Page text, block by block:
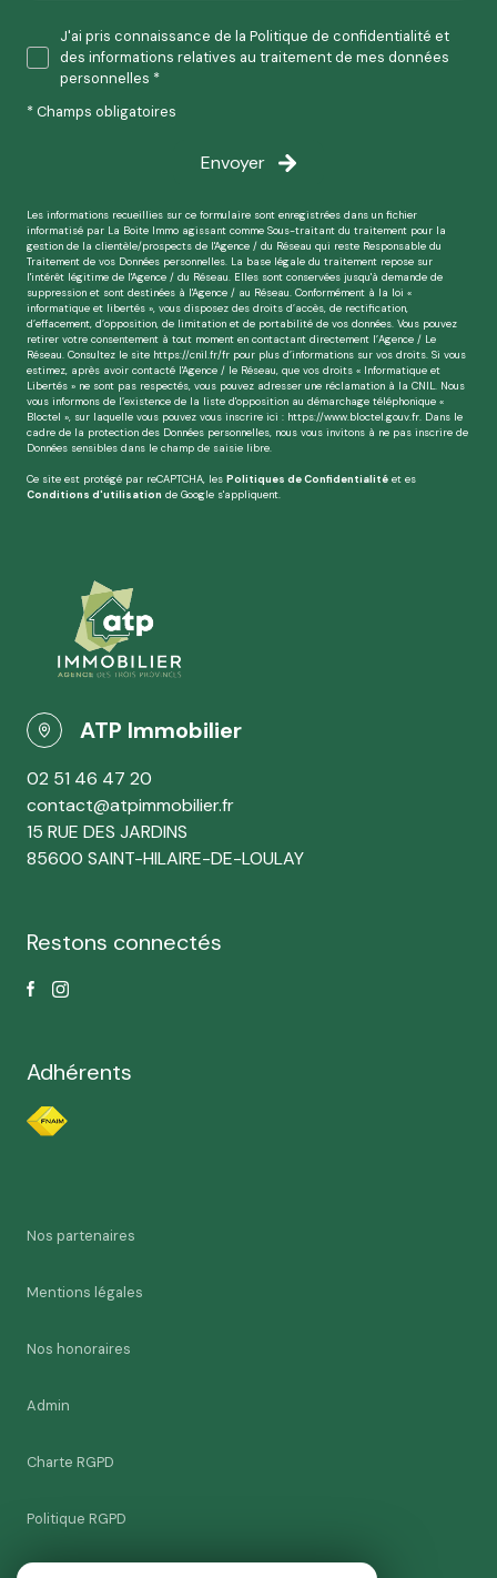
J'ai pris connaissance de la Politique de confidentialité et
des informations relatives au traitement de mes données
personnelles *
* Champs obligatoires
Envoyer
Les informations recueillies sur ce formulaire sont enregistrées dans un fichier
informatisé par La Boite Immo agissant comme Sous-traitant du traitement pour la
gestion de la clientèle/prospects de l'Agence / du Réseau qui reste Responsable du
Traitement de vos Données personnelles. La base légale du traitement repose sur
l'intérêt légitime de l'Agence / du Réseau. Elles sont conservées jusqu'à demande de
suppression et sont destinées à l'Agence / au Réseau. Conformément à la loi «
informatique et libertés », vous disposez des droits d’accès, de rectification,
d’effacement, d’opposition, de limitation et de portabilité de vos données. Vous pouvez
retirer votre consentement à tout moment en contactant directement l’Agence / Le
Réseau. Consultez le site https://cnil.fr/fr pour plus d’informations sur vos droits. Si vous
estimez, après avoir contacté l'Agence / le Réseau, que vos droits « Informatique et
Libertés » ne sont pas respectés, vous pouvez adresser une réclamation à la CNIL. Nous
vous informons de l’existence de la liste d'opposition au démarchage téléphonique «
Bloctel », sur laquelle vous pouvez vous inscrire ici : https://www.bloctel.gouv.fr. Dans le
cadre de la protection des Données personnelles, nous vous invitons à ne pas inscrire de
Données sensibles dans le champ de saisie libre.
Ce site est protégé par reCAPTCHA, les Politiques de Confidentialité et es
Conditions d'utilisation de Google s'appliquent.
ATP Immobilier
02 51 46 47 20
contact@atpimmobilier.fr
15 RUE DES JARDINS
85600 SAINT-HILAIRE-DE-LOULAY
Restons connectés
Adhérents
Nos partenaires
Mentions légales
Nos honoraires
Admin
Charte RGPD
Politique RGPD